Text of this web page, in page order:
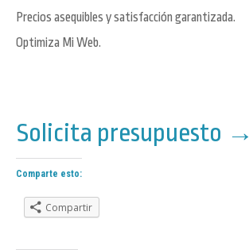
Precios asequibles y satisfacción garantizada.
Optimiza Mi Web.
Solicita presupuesto →
Comparte esto:
Compartir